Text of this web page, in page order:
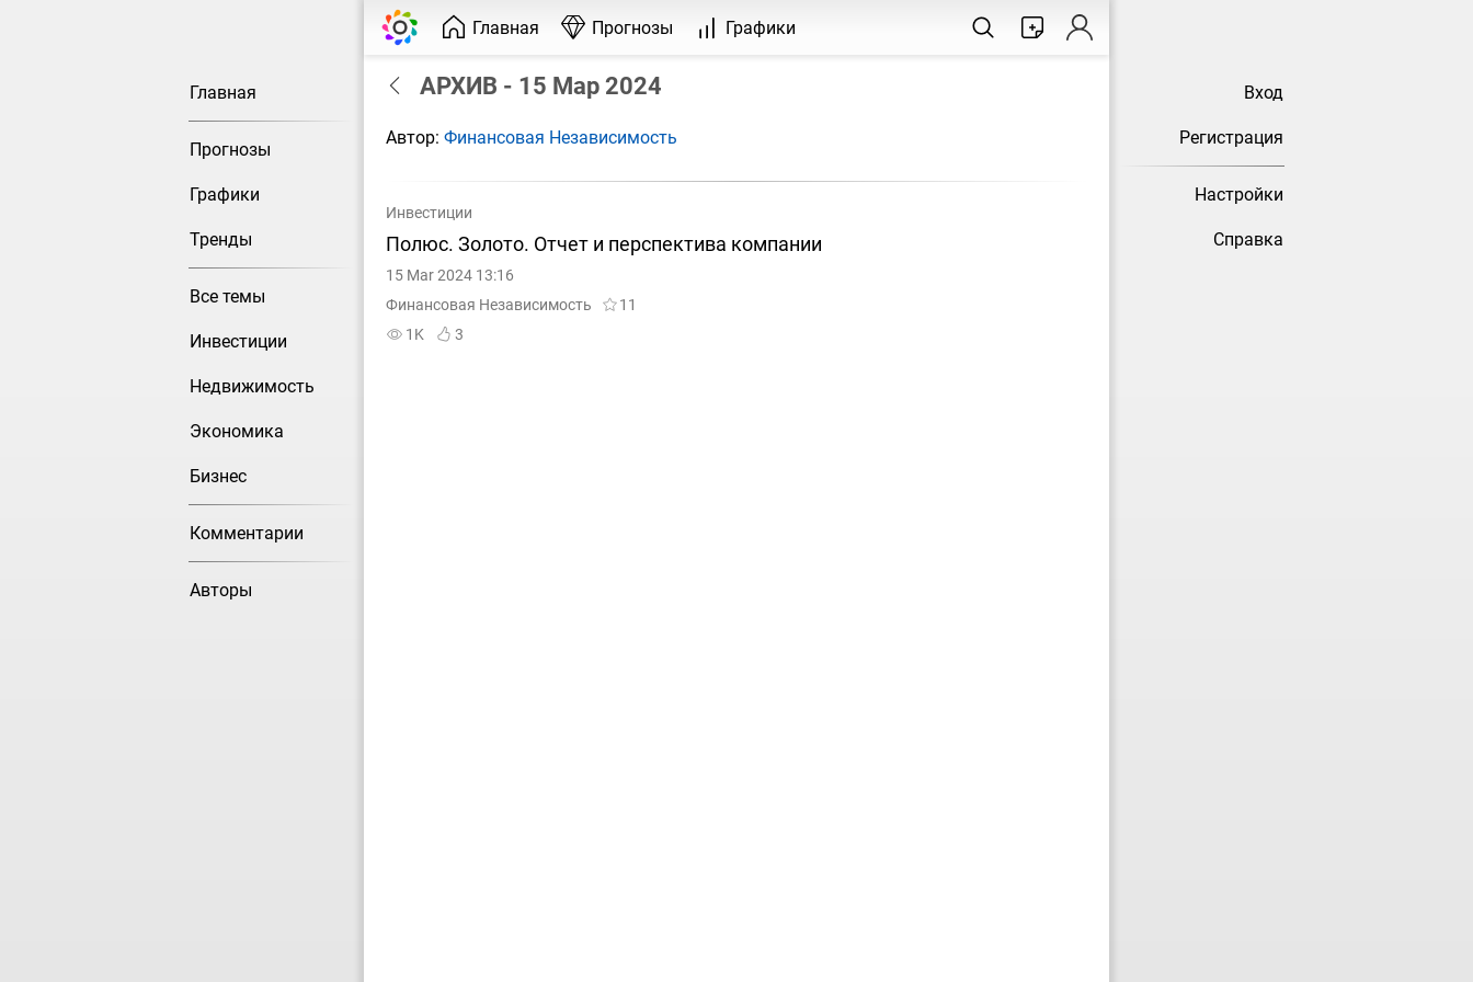
Главная Прогнозы Графики
Главная
Прогнозы
Графики
Тренды
Все темы
Инвестиции
Недвижимость
Экономика
Бизнес
Комментарии
Авторы
Вход
Регистрация
Настройки
Справка
АРХИВ - 15 Мар 2024
Автор: Финансовая Независимость
Инвестиции
Полюс. Золото. Отчет и перспектива компании
15 Mar 2024 13:16
Финансовая Независимость
11
1K
3